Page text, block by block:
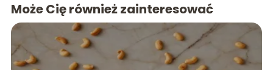
Może Cię również zainteresować